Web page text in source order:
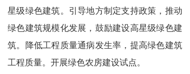
星级绿色建筑。引导地方制定支持政策，推动
绿色建筑规模化发展，鼓励建设高星级绿色建
筑。降低工程质量通病发生率，提高绿色建筑
工程质量。开展绿色农房建设试点。